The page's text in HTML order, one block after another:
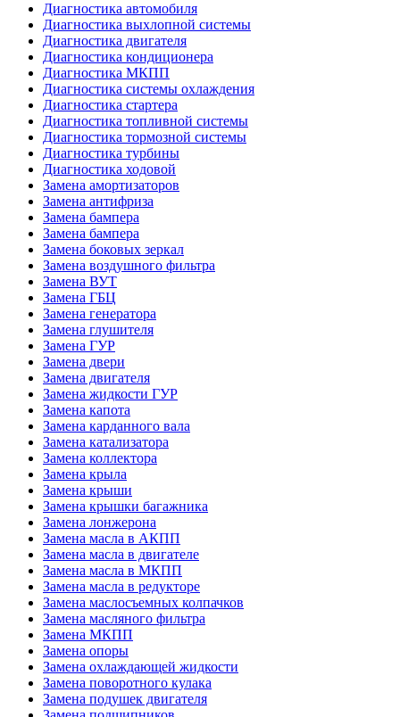
Диагностика автомобиля
Диагностика выхлопной системы
Диагностика двигателя
Диагностика кондиционера
Диагностика МКПП
Диагностика системы охлаждения
Диагностика стартера
Диагностика топливной системы
Диагностика тормозной системы
Диагностика турбины
Диагностика ходовой
Замена амортизаторов
Замена антифриза
Замена бампера
Замена бампера
Замена боковых зеркал
Замена воздушного фильтра
Замена ВУТ
Замена ГБЦ
Замена генератора
Замена глушителя
Замена ГУР
Замена двери
Замена двигателя
Замена жидкости ГУР
Замена капота
Замена карданного вала
Замена катализатора
Замена коллектора
Замена крыла
Замена крыши
Замена крышки багажника
Замена лонжерона
Замена масла в АКПП
Замена масла в двигателе
Замена масла в МКПП
Замена масла в редукторе
Замена маслосъемных колпачков
Замена масляного фильтра
Замена МКПП
Замена опоры
Замена охлаждающей жидкости
Замена поворотного кулака
Замена подушек двигателя